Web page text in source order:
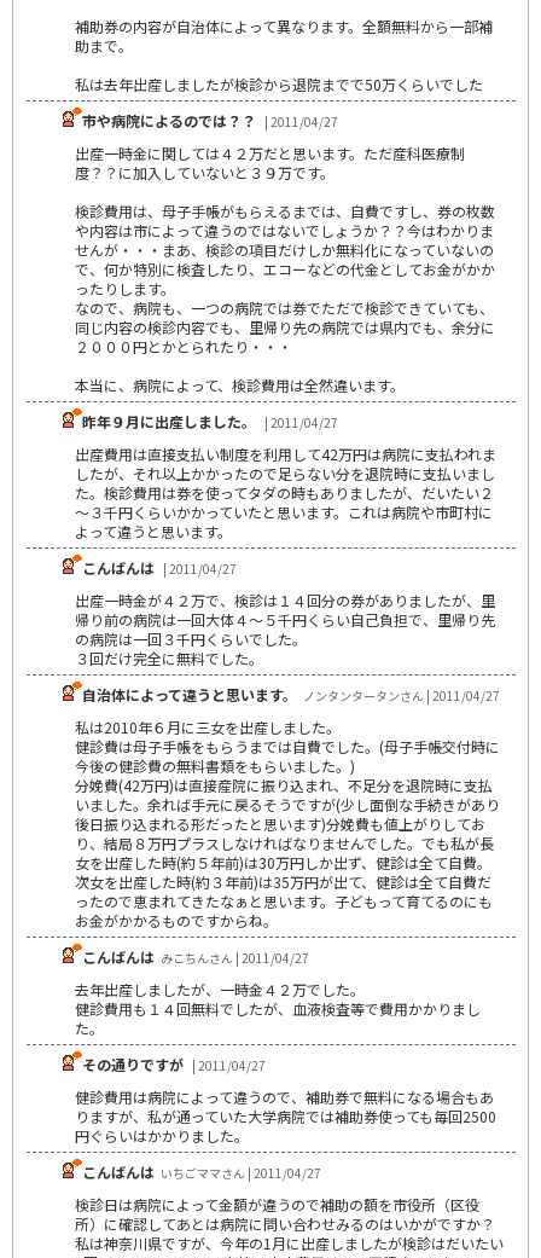
補助券の内容が自治体によって異なります。全額無料から一部補
助まで。
私は去年出産しましたが検診から退院までで50万くらいでした
市や病院によるのでは？？
| 2011/04/27
出産一時金に関しては４２万だと思います。ただ産科医療制
度？？に加入していないと３９万です。
検診費用は、母子手帳がもらえるまでは、自費ですし、券の枚数
や内容は市によって違うのではないでしょうか？？今はわかりま
せんが・・・まあ、検診の項目だけしか無料化になっていないの
で、何か特別に検査したり、エコーなどの代金としてお金がかか
ったりします。
なので、病院も、一つの病院では券でただで検診できていても、
同じ内容の検診内容でも、里帰り先の病院では県内でも、余分に
２０００円とかとられたり・・・
本当に、病院によって、検診費用は全然違います。
昨年９月に出産しました。
| 2011/04/27
出産費用は直接支払い制度を利用して42万円は病院に支払われま
したが、それ以上かかったので足らない分を退院時に支払いまし
た。検診費用は券を使ってタダの時もありましたが、だいたい２
～３千円くらいかかっていたと思います。これは病院や市町村に
よって違うと思います。
こんばんは | 2011/04/27
出産一時金が４２万で、検診は１４回分の券がありましたが、里
帰り前の病院は一回大体４～５千円くらい自己負担で、里帰り先
の病院は一回３千円くらいでした。
３回だけ完全に無料でした。
自治体によって違うと思います。
ノンタンタータンさん | 2011/04/27
私は2010年６月に三女を出産しました。
健診費は母子手帳をもらうまでは自費でした。(母子手帳交付時に
今後の健診費の無料書類をもらいました。)
分娩費(42万円)は直接産院に振り込まれ、不足分を退院時に支払
いました。余れば手元に戻るそうですが(少し面倒な手続きがあり
後日振り込まれる形だったと思います)分娩費も値上がりしてお
り、結局８万円プラスしなければなりませんでした。でも私が長
女を出産した時(約５年前)は30万円しか出ず、健診は全て自費。
次女を出産した時(約３年前)は35万円が出て、健診は全て自費だ
ったので恵まれてきたなぁと思います。子どもって育てるのにも
お金がかかるものですからね。
こんばんは みこちんさん | 2011/04/27
去年出産しましたが、一時金４２万でした。
健診費用も１４回無料でしたが、血液検査等で費用かかりまし
た。
その通りですが | 2011/04/27
健診費用は病院によって違うので、補助券で無料になる場合もあ
りますが、私が通っていた大学病院では補助券使っても毎回2500
円ぐらいはかかりました。
こんばんは いちごママさん | 2011/04/27
検診日は病院によって金額が違うので補助の額を市役所（区役
所）に確認してあとは病院に問い合わせみるのはいかがですか？
私は神奈川県ですが、今年の1月に出産しましたが検診はだいたい